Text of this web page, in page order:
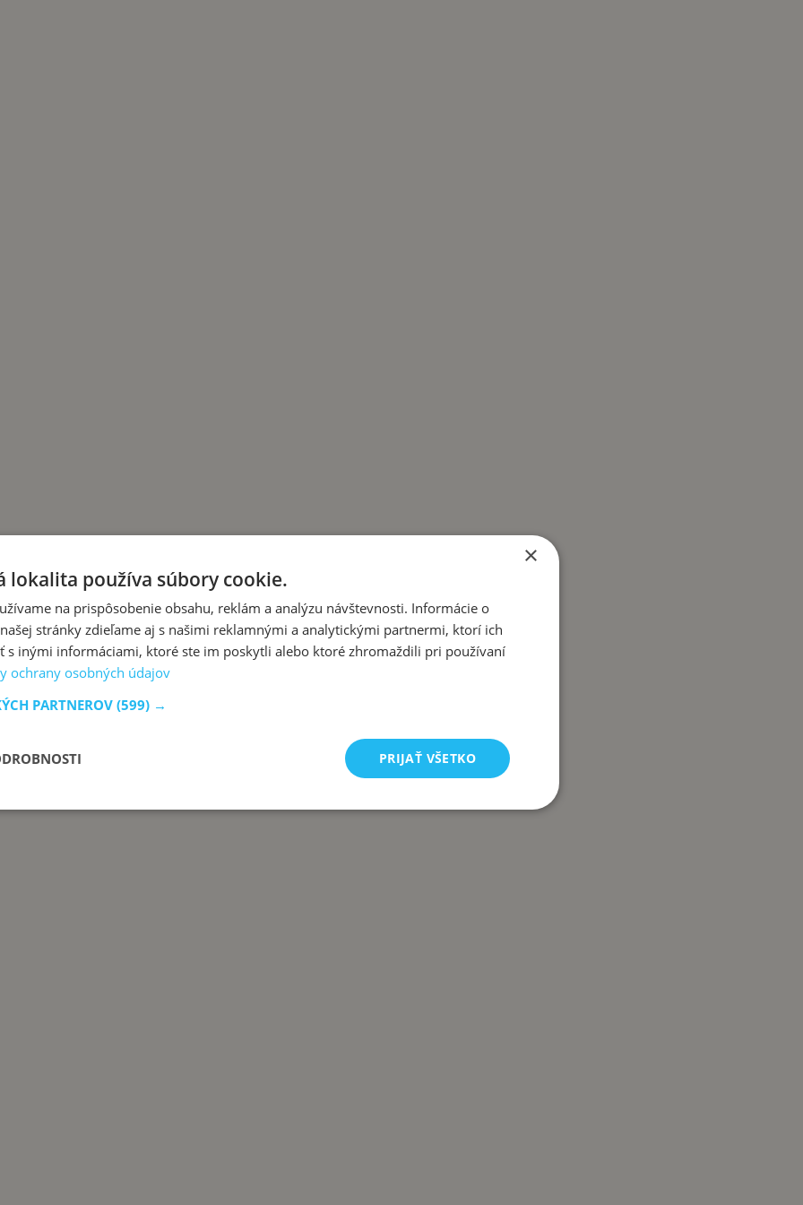
domáce tortilly len z pár ingrediencií!
slovenskej kuchyne, ktoré sa vždy podaria.
×
lokalita používa súbory cookie.
na prispôsobenie obsahu, reklám a analýzu návštevnosti. Informácie o
stránky zdieľame aj s našimi reklamnými a analytickými partnermi, ktorí ich
s inými informáciami, ktoré ste im poskytli alebo ktoré zhromaždili pri používaní
ochrany osobných údajov
PARTNEROV(599) →
PRIJAŤ VŠETKO